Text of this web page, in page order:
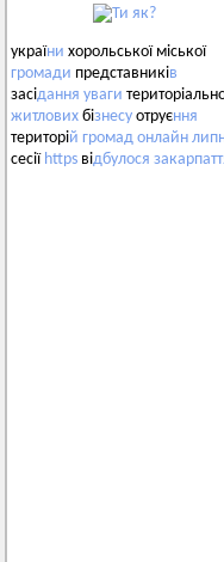
україни хорольської міської
громади представників
засідання уваги
житлових бізнесу отруєння
територій громад онлайн
сесії https відбулося